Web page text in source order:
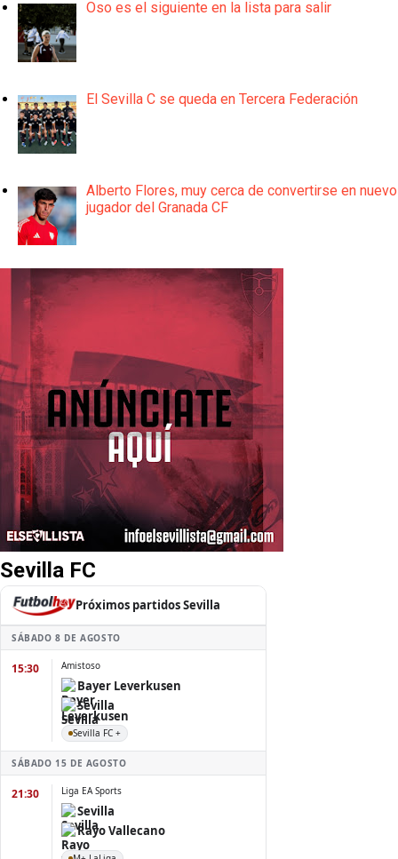
Oso es el siguiente en la lista para salir
El Sevilla C se queda en Tercera Federación
Alberto Flores, muy cerca de convertirse en nuevo
jugador del Granada CF
Sevilla FC